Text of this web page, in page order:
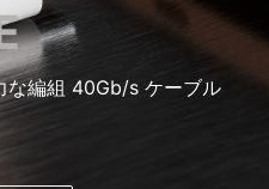
な編組 40Gb/s ケーブル